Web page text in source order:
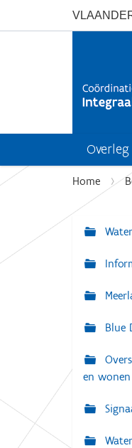
Overleg
U
e
Home
N
a
i
g
t
i
e
Blue
en wonen